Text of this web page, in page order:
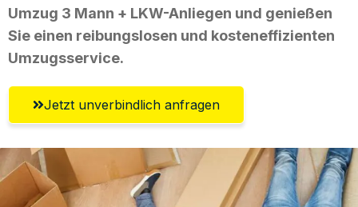
Umzug 3 Mann + LKW-Anliegen und genießen
Sie einen reibungslosen und kosteneffizienten
Umzugsservice.
Jetzt unverbindlich anfragen